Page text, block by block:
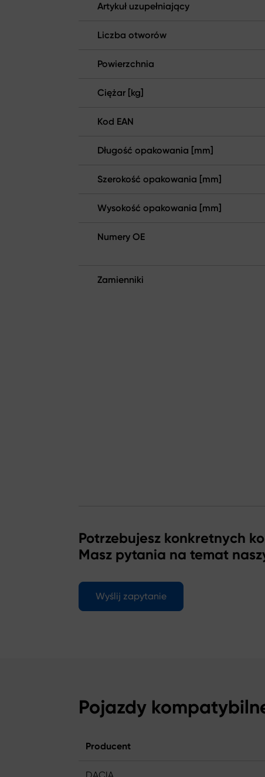
Artykuł uzupełniający
Liczba otworów
Powierzchnia
Ciężar [kg]
Kod EAN
Długość opakowania [mm]
Szerokość opakowania [mm]
Wysokość opakowania [mm]
Numery OE
Zamienniki
Potrzebujesz konkretnych
Masz pytania na temat
Wyślij zapytanie
Pojazdy
Producent